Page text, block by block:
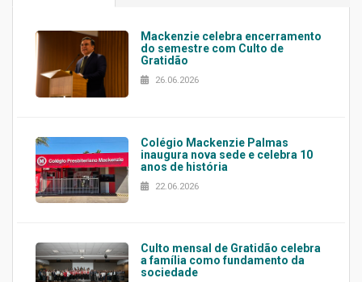
Mackenzie celebra encerramento
do semestre com Culto de
Gratidão
26.06.2026
Colégio Mackenzie Palmas
inaugura nova sede e celebra 10
anos de história
22.06.2026
Culto mensal de Gratidão celebra
a família como fundamento da
sociedade